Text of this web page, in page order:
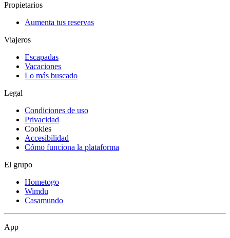
Propietarios
Aumenta tus reservas
Viajeros
Escapadas
Vacaciones
Lo más buscado
Legal
Condiciones de uso
Privacidad
Cookies
Accesibilidad
Cómo funciona la plataforma
El grupo
Hometogo
Wimdu
Casamundo
App